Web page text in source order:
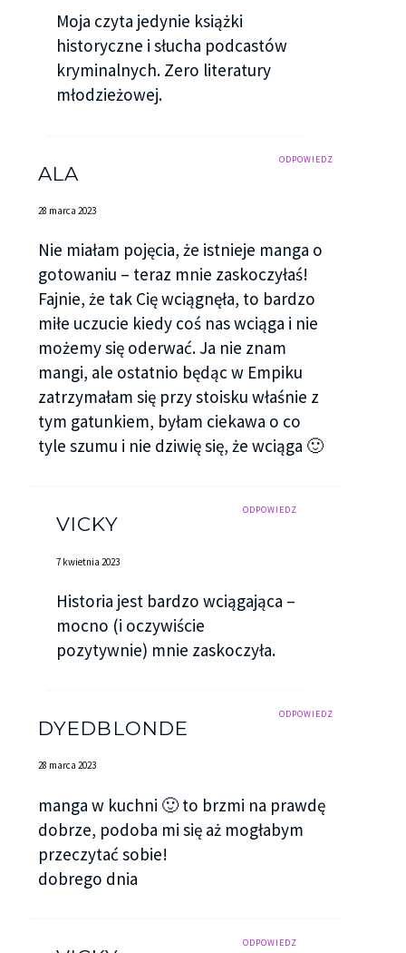
Moja czyta jedynie książki
historyczne i słucha podcastów
kryminalnych. Zero literatury
młodzieżowej.
ODPOWIEDZ
ALA
28 marca 2023
Nie miałam pojęcia, że istnieje manga o
gotowaniu – teraz mnie zaskoczyłaś!
Fajnie, że tak Cię wciągnęła, to bardzo
miłe uczucie kiedy coś nas wciąga i nie
możemy się oderwać. Ja nie znam
mangi, ale ostatnio będąc w Empiku
zatrzymałam się przy stoisku właśnie z
tym gatunkiem, byłam ciekawa o co
tyle szumu i nie dziwię się, że wciąga 🙂
ODPOWIEDZ
VICKY
7 kwietnia 2023
Historia jest bardzo wciągająca –
mocno (i oczywiście
pozytywnie) mnie zaskoczyła.
ODPOWIEDZ
DYEDBLONDE
28 marca 2023
manga w kuchni 🙂 to brzmi na prawdę
dobrze, podoba mi się aż mogłabym
przeczytać sobie!
dobrego dnia
ODPOWIEDZ